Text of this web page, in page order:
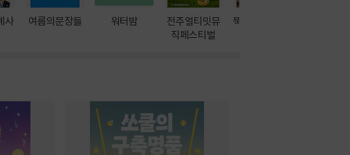
사 여름의문장들 워터밤
전주얼티밋뮤
직페스티벌
뚝딱! AI 3대장